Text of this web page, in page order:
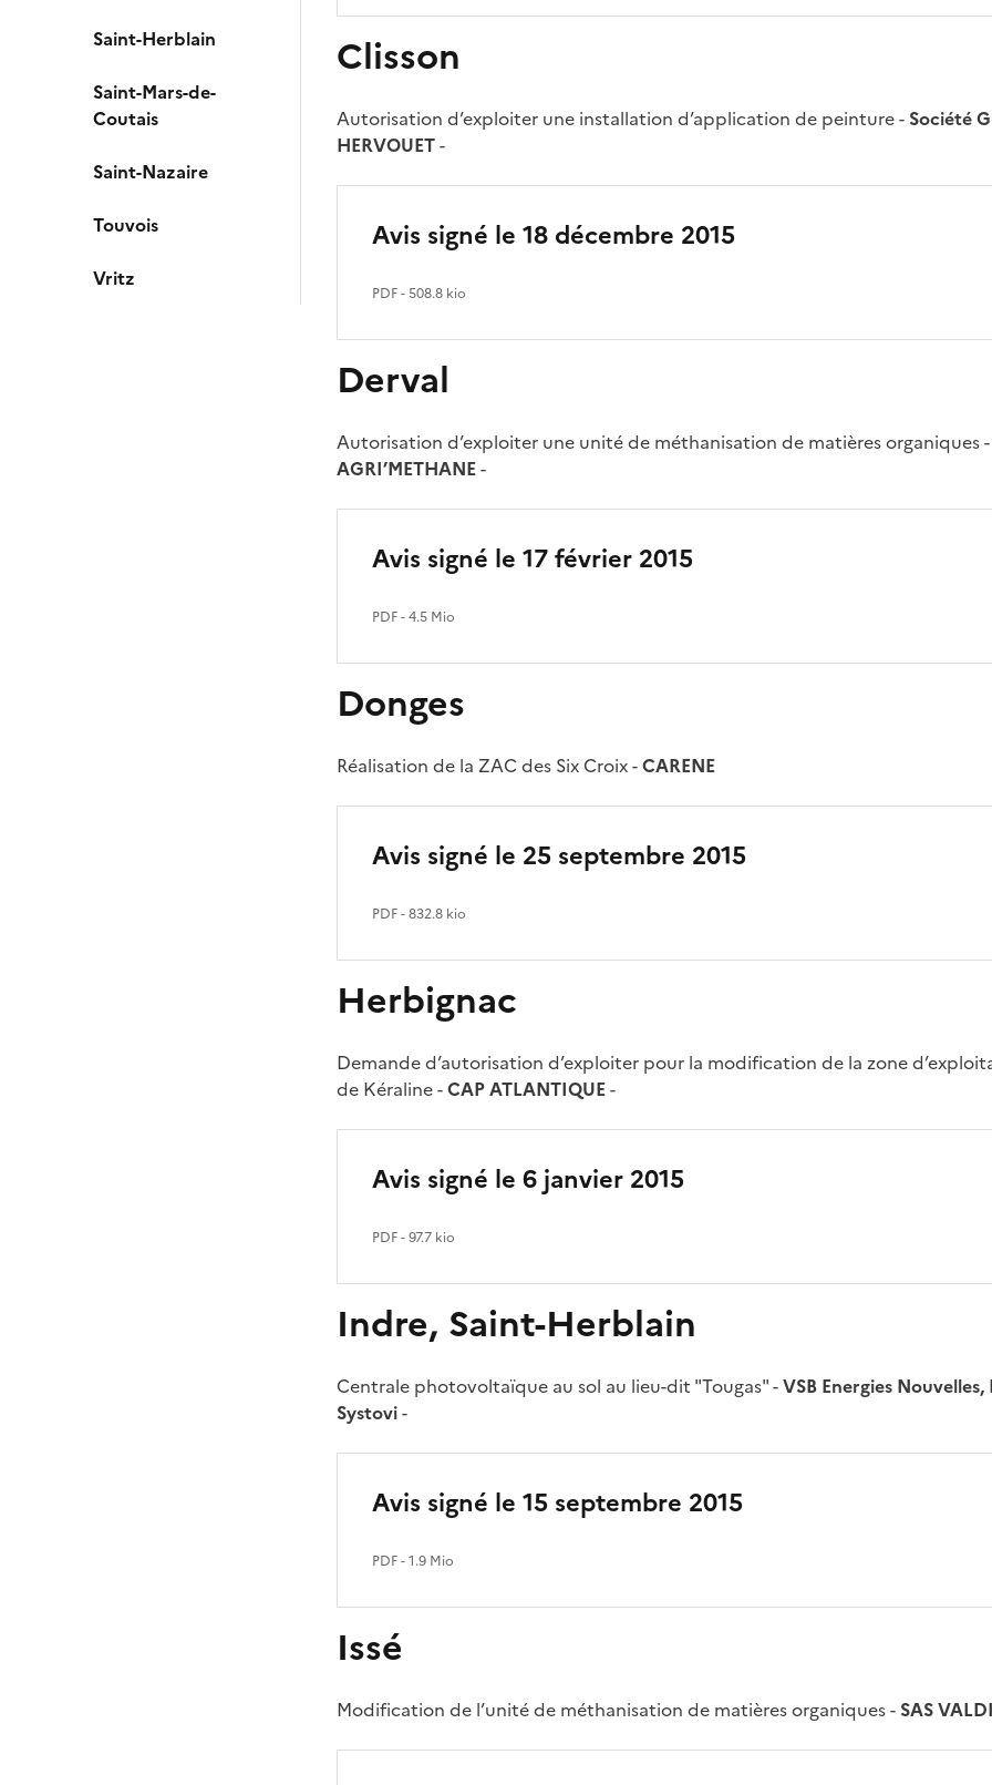
Saint-Herblain
Saint-Mars-de-
Coutais
Saint-Nazaire
Touvois
Vritz
Clisson
Autorisation d’exploiter une installation d’application de peinture - Société
HERVOUET-
Avis signé le 18 décembre 2015
PDF- 508.8 kio
Derval
Autorisation d’exploiter une unité de méthanisation de matières organiques -
AGRI’METHANE-
Avis signé le 17 février 2015
PDF- 4.5 Mio
Donges
Réalisation de la ZAC des Six Croix -CARENE
Avis signé le 25 septembre 2015
PDF- 832.8 kio
Herbignac
Demande d’autorisation d’exploiter pour la modification de la zone
de Kéraline -CAP ATLANTIQUE-
Avis signé le 6 janvier 2015
PDF- 97.7 kio
Indre, Saint-Herblain
Centrale photovoltaïque au sol au lieu-dit "Tougas" -VSB Energies
Systovi-
Avis signé le 15 septembre 2015
PDF- 1.9 Mio
Issé
Modification de l’unité de méthanisation de matières organiques - SAS